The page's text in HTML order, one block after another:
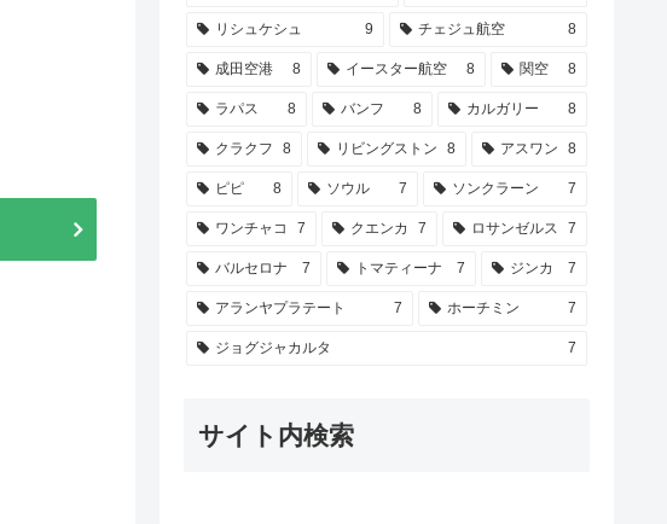
リシュケシュ 9 チェジュ航空 8
成田空港 8 イースター航空 8 関空 8
ラパス 8 バンフ 8 カルガリー 8
クラクフ 8 リビングストン 8 アスワン 8
ピピ 8 ソウル 7 ソンクラーン 7
ワンチャコ 7 クエンカ 7 ロサンゼルス 7
バルセロナ 7 トマティーナ 7 ジンカ 7
アランヤプラテート 7 ホーチミン 7
ジョグジャカルタ 7
サイト内検索